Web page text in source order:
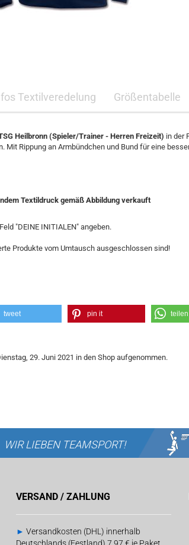
Textilveredelung Größentabelle
Heilbronn (Spieler/Trainer - Herren Freizeit) in der
Mit Rippung an Armbündchen und Bund für eine
Textildruck gemäß Abbildung verkauft
"DEINE INITIALEN" angeben.
Produkte vom Umtausch ausgeschlossen sind!
tweet pin it teilen
29. Juni 2021 in den Shop aufgenommen.
WIR LIEBEN TEAMSPORT!
VERSAND / ZAHLUNG
► Versandkosten (DHL) innerhalb